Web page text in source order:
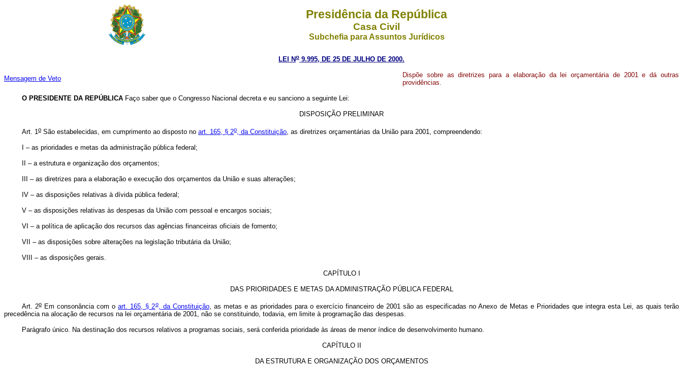
Presidência da República
Casa Civil
Subchefia para Assuntos Jurídicos
LEI No 9.995, DE 25 DE JULHO DE 2000.
Mensagem de Veto
Dispõe sobre as diretrizes para a elaboração da lei orçamentária de 2001 e dá outras
providências.
O PRESIDENTE DA REPÚBLICA Faço saber que o Congresso Nacional decreta e eu sanciono a seguinte Lei:
DISPOSIÇÃO PRELIMINAR
Art. 1 o São estabelecidas, em cumprimento ao disposto no art. 165, § 2o , da Constituição , as diretrizes orçamentárias da União para 2001, compreendendo:
I – as prioridades e metas da administração pública federal;
II – a estrutura e organização dos orçamentos;
III – as diretrizes para a elaboração e execução dos orçamentos da União e suas alterações;
IV – as disposições relativas à dívida pública federal;
V – as disposições relativas às despesas da União com pessoal e encargos sociais;
VI – a política de aplicação dos recursos das agências financeiras oficiais de fomento;
VII – as disposições sobre alterações na legislação tributária da União;
VIII – as disposições gerais.
CAPÍTULO I
DAS PRIORIDADES E METAS DA ADMINISTRAÇÃO PÚBLICA FEDERAL
Art. 2o Em consonância com oart. 165, § 2o, da Constituição, as metas e as prioridades para o exercício financeiro de 2001 são as especificadas no Anexo de Metas e Prioridades que integra esta Lei, as quais terão
precedência na alocação de recursos na lei orçamentária de 2001, não se constituindo, todavia, em limite à programação das despesas.
Parágrafo único. Na destinação dos recursos relativos a programas sociais, será conferida prioridade às áreas de menor índice de desenvolvimento humano.
CAPÍTULO II
DA ESTRUTURA E ORGANIZAÇÃO DOS ORÇAMENTOS